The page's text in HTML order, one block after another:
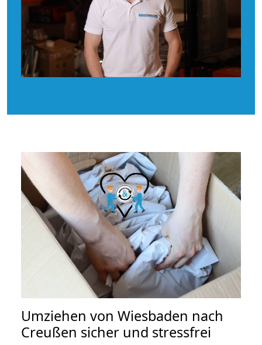
Umziehen von Wiesbaden nach
Creußen sicher und stressfrei